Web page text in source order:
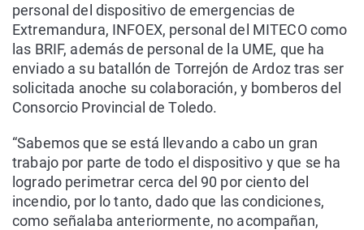
personal del dispositivo de emergencias de
Extremandura, INFOEX, personal del MITECO como
las BRIF, además de personal de la UME, que ha
enviado a su batallón de Torrejón de Ardoz tras ser
solicitada anoche su colaboración, y bomberos del
Consorcio Provincial de Toledo.
“Sabemos que se está llevando a cabo un gran
trabajo por parte de todo el dispositivo y que se ha
logrado perimetrar cerca del 90 por ciento del
incendio, por lo tanto, dado que las condiciones,
como señalaba anteriormente, no acompañan,